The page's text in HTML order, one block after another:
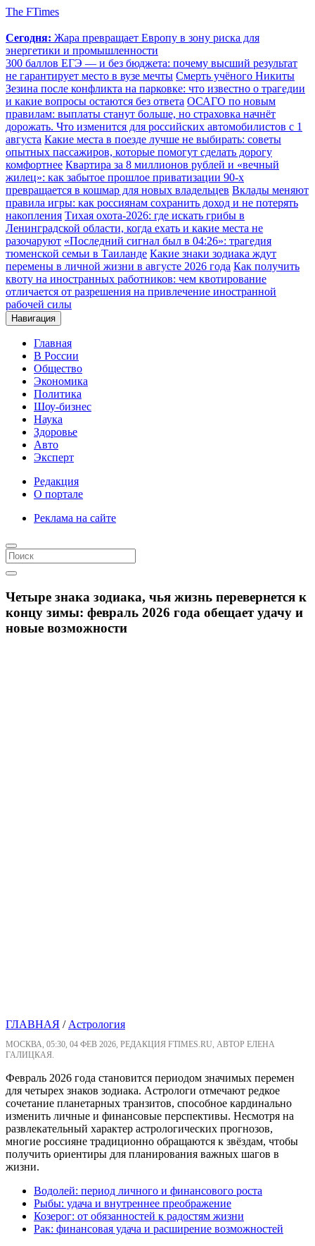
The FTimes
Сегодня: Жара превращает Европу в зону риска для
энергетики и промышленности
300 баллов ЕГЭ — и без бюджета: почему высший результат
не гарантирует место в вузе мечты Смерть учёного Никиты
Зезина после конфликта на парковке: что известно о трагедии
и какие вопросы остаются без ответа ОСАГО по новым
правилам: выплаты станут больше, но страховка начнёт
дорожать. Что изменится для российских автомобилистов с 1
августа Какие места в поезде лучше не выбирать: советы
опытных пассажиров, которые помогут сделать дорогу
комфортнее Квартира за 8 миллионов рублей и «вечный
жилец»: как забытое прошлое приватизации 90-х
превращается в кошмар для новых владельцев Вклады меняют
правила игры: как россиянам сохранить доход и не потерять
накопления Тихая охота-2026: где искать грибы в
Ленинградской области, когда ехать и какие места не
разочаруют «Последний сигнал был в 04:26»: трагедия
тюменской семьи в Таиланде Какие знаки зодиака ждут
перемены в личной жизни в августе 2026 года Как получить
квоту на иностранных работников: чем квотирование
отличается от разрешения на привлечение иностранной
рабочей силы
Навигация
Главная
В России
Общество
Экономика
Политика
Шоу-бизнес
Наука
Здоровье
Авто
Эксперт
Редакция
О портале
Реклама на сайте
Четыре знака зодиака, чья жизнь перевернется к
концу зимы: февраль 2026 года обещает удачу и
новые возможности
ГЛАВНАЯ /Астрология
МОСКВА, 05:30, 04 ФЕВ 2026, РЕДАКЦИЯ FTIMES.RU, АВТОР ЕЛЕНА
ГАЛИЦКАЯ.
Февраль 2026 года становится периодом значимых перемен
для четырех знаков зодиака. Астрологи отмечают редкое
сочетание планетарных транзитов, способное кардинально
изменить личные и финансовые перспективы. Несмотря на
развлекательный характер астрологических прогнозов,
многие россияне традиционно обращаются к звёздам, чтобы
получить ориентиры для планирования важных шагов в
жизни.
Водолей: период личного и финансового роста
Рыбы: удача и внутреннее преображение
Козерог: от обязанностей к радостям жизни
Рак: финансовая удача и расширение возможностей